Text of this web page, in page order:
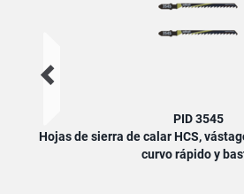
PID 3545
Hojas de sierra de calar HCS,
curvo rápido y